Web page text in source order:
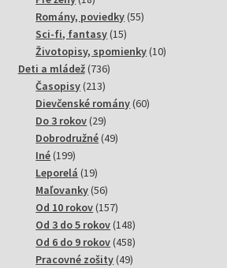
produktov
Romány, poviedky 5555
Sci-fi, fantasy 1515
produktov
Životopisy, spomienky 1010
Deti a mládež 736736
Časopisy 213213
produktov
Dievčenské romány 6060
Do 3 rokov 2929
produktov
Dobrodružné 4949
Iné 199199
produktov
Leporelá 1919
produktov
Maľovanky 5656
produktov
Od 10 rokov 157157
produktov
Od 3 do 5 rokov 148148
produktov
Od 6 do 9 rokov 458458
produktov
Pracovné zošity 4949